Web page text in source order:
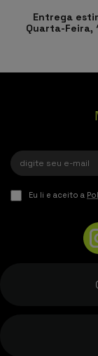
Entrega
Quarta-Feira,
Eu li e aceito a